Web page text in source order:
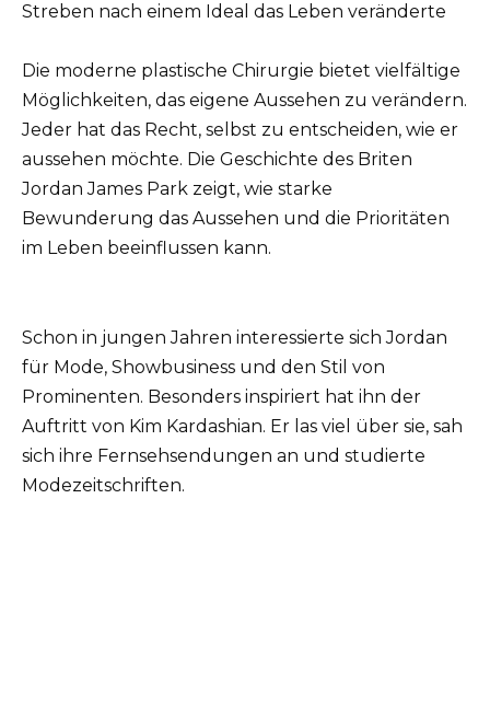
Streben nach einem Ideal das Leben veränderte
Die moderne plastische Chirurgie bietet vielfältige
Möglichkeiten, das eigene Aussehen zu verändern.
Jeder hat das Recht, selbst zu entscheiden, wie er
aussehen möchte. Die Geschichte des Briten
Jordan James Park zeigt, wie starke
Bewunderung das Aussehen und die Prioritäten
im Leben beeinflussen kann.
Schon in jungen Jahren interessierte sich Jordan
für Mode, Showbusiness und den Stil von
Prominenten. Besonders inspiriert hat ihn der
Auftritt von Kim Kardashian. Er las viel über sie, sah
sich ihre Fernsehsendungen an und studierte
Modezeitschriften.